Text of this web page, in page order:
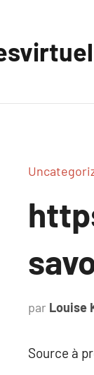
par Louise
Source à